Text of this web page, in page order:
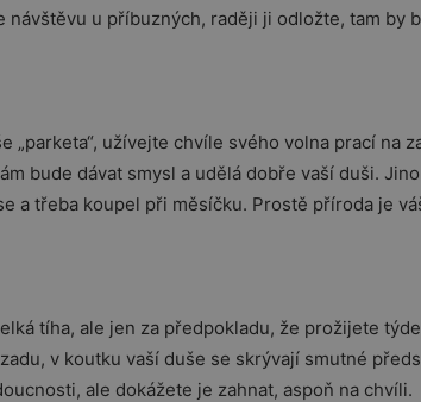
návštěvu u příbuzných, raději ji odložte, tam by
„parketa“, užívejte chvíle svého volna prací na
bude dávat smysl a udělá dobře vaší duši.
a třeba koupel při měsíčku. Prostě příroda je
tíha, ale jen za předpokladu, že prožijete
v koutku vaší duše se skrývají smutné
ale dokážete je zahnat, aspoň na chvíli.